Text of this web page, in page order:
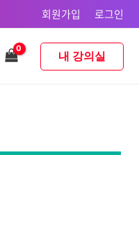
회원가입 로그인
내 강의실